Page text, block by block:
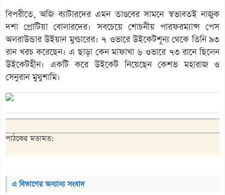
বিপরীতে, অজি ব্যাটারদের এমন তাণ্ডবের সামনে স্বভাবতই নাজুক
দশা প্রোটিয়া বোলারদের। সবচেয়ে শোচনীয় পারফরম্যান্স পেস
অলরাউন্ডার উইয়ান মুল্ডারের। ৭ ওভারে উইকেটশূন্য থেকে তিনি ৯৩
রান খরচ করেছেন। এ ছাড়া কেন মাফাখা ৬ ওভারে ৭৩ রানে ছিলেন
উইকেটহীন। একটি করে উইকেট নিয়েছেন কেশভ মহারাজ ও
সেনুরান মুথুশামি।
পাঠকের মতামত:
এ বিভাগের অন্যান্য সংবাদ